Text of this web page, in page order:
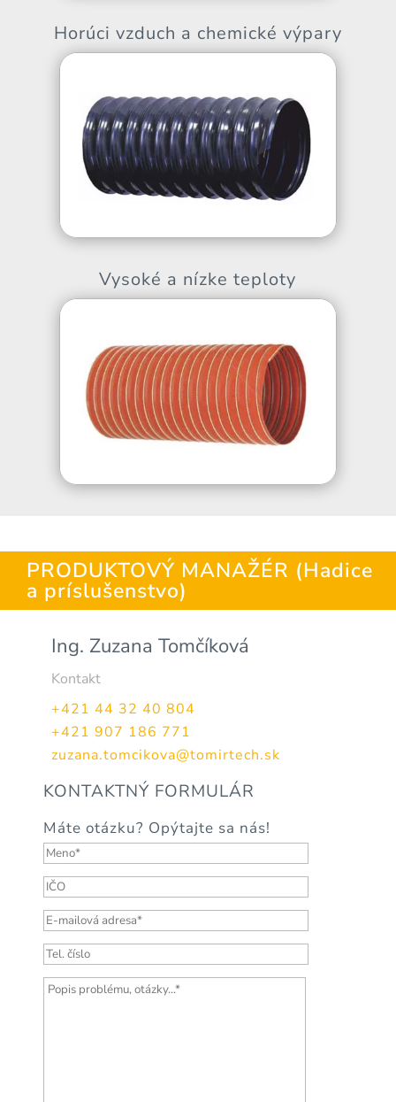
Horúci vzduch a chemické výpary
Vysoké a nízke teploty
PRODUKTOVÝ MANAŽÉR (Hadice
a príslušenstvo)
Ing. Zuzana Tomčíková
Kontakt
+421 44 32 40 804
+421 907 186 771
zuzana.tomcikova@tomirtech.sk
KONTAKTNÝ FORMULÁR
Máte otázku? Opýtajte sa nás!